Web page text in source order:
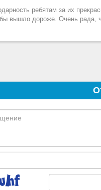
ребятам за их
вышло дороже. Очень рада,